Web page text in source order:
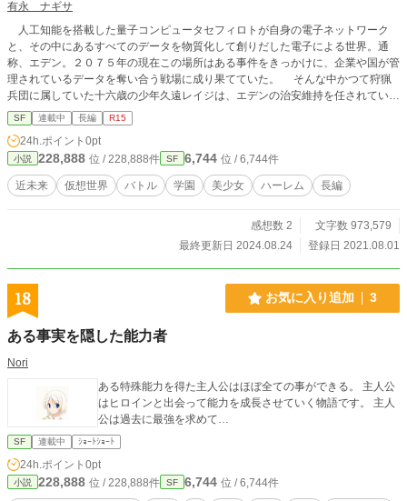
有永 ナギサ
人工知能を搭載した量子コンピュータセフィロトが自身の電子ネットワーク
と、その中にあるすべてのデータを物質化して創りだした電子による世界。通
称、エデン。２０７５年の現在この場所はある事件をきっかけに、企業や国が管
理されているデータを奪い合う戦場に成り果てていた。 そんな中かつて狩猟
兵団に属していた十六歳の少年久遠レイジは、エデンの治安維持を任されている
組織エデン協会アイギスで、パートナーと共に仕事に明け暮れる日々を過ごして
いた。しかし新しく加入してきた少女をきっかけに、世界の命運を決める戦いへ
と巻き込まれていく。 かつての仲間たちの襲来、世界の裏側で暗躍する様々
な組織の思惑、エデンの神になれるという鍵の存在。そして世界はレイジにある
選択をせまる。彼が選ぶ答えは秩序か混沌か、それとも……。これは女神に愛さ
れた少年の物語。 ＜注意＞①この物語は学園モノですが、実際に学園に通う学
SF 連載中 長編 R15
24h.ポイント 0pt
小説 228,888 位 / 228,888件 SF 6,744 位 / 6,744件
近未来 仮想世界 バトル 学園 美少女 ハーレム 長編
感想数 2
文字数 973,579
最終更新日 2024.08.24
登録日 2021.08.01
18 お気に入り追加 3
ある事実を隠した能力者
Nori
ある特殊能力を得た主人公はほぼ全ての事ができる。 主人公
はヒロインと出会って能力を成長させていく物語です。 主人
公は過去に最強を求めて…
SF 連載中 ｼｮｰﾄｼｮｰﾄ
24h.ポイント 0pt
小説 228,888 位 / 228,888件 SF 6,744 位 / 6,744件